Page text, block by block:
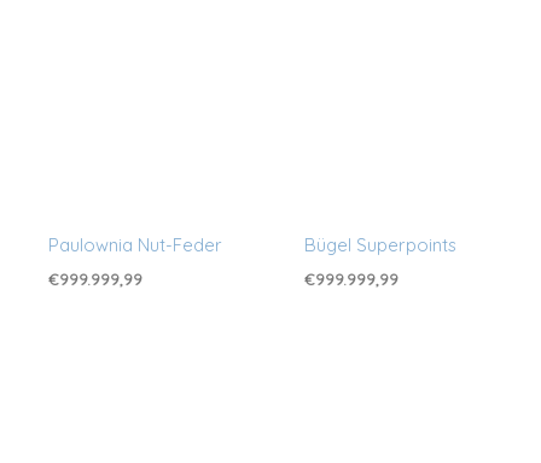
Paulownia Nut-Feder
€999.999,99
Bügel Superpoints
€999.999,99